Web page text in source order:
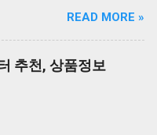
K517 레트로 기계식 게이
반형 레트로 베이지. 체리
RGB 게이밍 텐키리스 기
택 저소음적축 블랙. 체리
READ MORE »
추천, 상품정보